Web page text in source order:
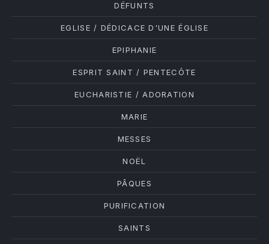
DÉFUNTS
EGLISE / DÉDICACE D'UNE ÉGLISE
EPIPHANIE
ESPRIT SAINT / PENTECÔTE
EUCHARISTIE / ADORATION
MARIE
MESSES
NOËL
PÂQUES
PURIFICATION
SAINTS